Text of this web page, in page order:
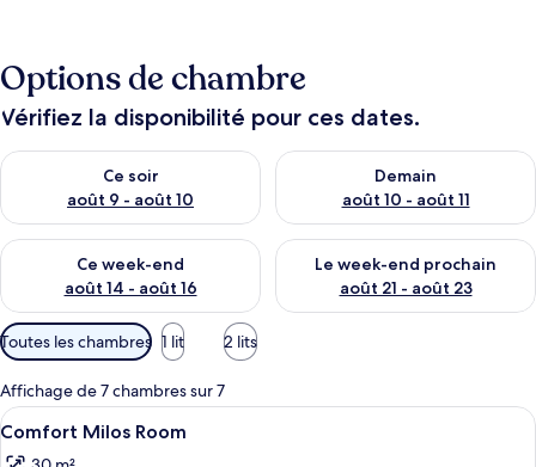
Options de chambre
Vérifiez la disponibilité pour ces dates.
Ce soir
août 9 - août 10
Vérifier la disponibilité pour ce soir août 9 - août 10
Demain
août 10 - août 11
Vérifier la disponibilité pour
Ce week-end
août 14 - août 16
Vérifier la disponibilité pour ce week-end août 14 - août 16
Le week-end prochain
août 21 - août 23
Vérifier la disponibilité pour
Filtres
disponibles
pour
les
chambres
Toutes les chambres 1 lit 2 lits
Affichage de 7 chambres sur 7
Afficher
toutes
Une chambre d’hôtel avec un lit, un
6
Comfort Milos Room